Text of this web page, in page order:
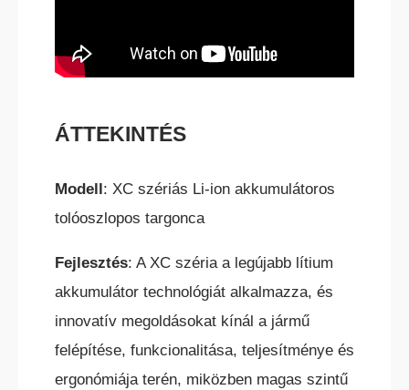
TARGONCA
ÁTTEKINTÉS
Modell : XC szériás Li-ion akkumulátoros
tolóoszlopos targonca
Fejlesztés: A XC széria a legújabb lítium
akkumulátor technológiát alkalmazza, és
innovatív megoldásokat kínál a jármű
felépítése, funkcionalitása, teljesítménye és
ergonómiája terén, miközben magas szintű